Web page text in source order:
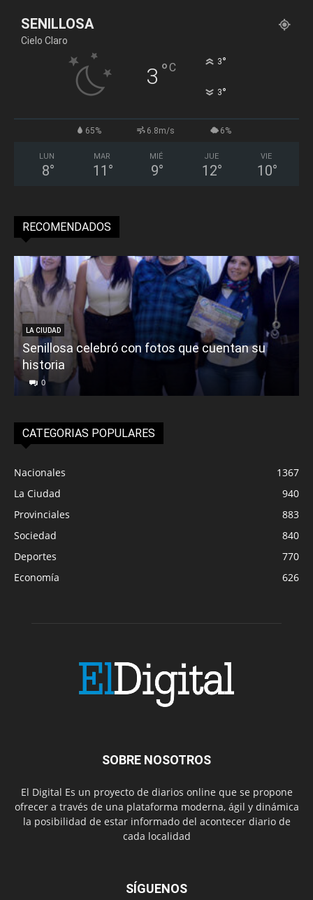
SENILLOSA
Cielo Claro
3 °C 3°
3°
65% 6.8m/s 6%
LUN
8°
MAR
11 °
MIÉ
9°
JUE
12°
VIE
10°
RECOMENDADOS
LA CIUDAD
Senillosa celebró con fotos que cuentan su
historia
0
CATEGORIAS POPULARES
Nacionales
1367
La Ciudad
940
Provinciales
883
Sociedad
840
Deportes
770
Economía
626
SOBRE NOSOTROS
El Digital Es un proyecto de diarios online que se propone
ofrecer a través de una plataforma moderna, ágil y dinámica
la posibilidad de estar informado del acontecer diario de
cada localidad
SÍGUENOS